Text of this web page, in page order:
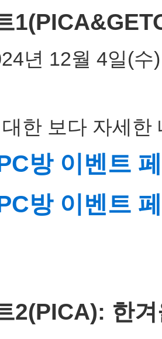
년 12월 4일(
한 보다 자세
방 이벤트
방 이벤트
2(PICA): 한겨